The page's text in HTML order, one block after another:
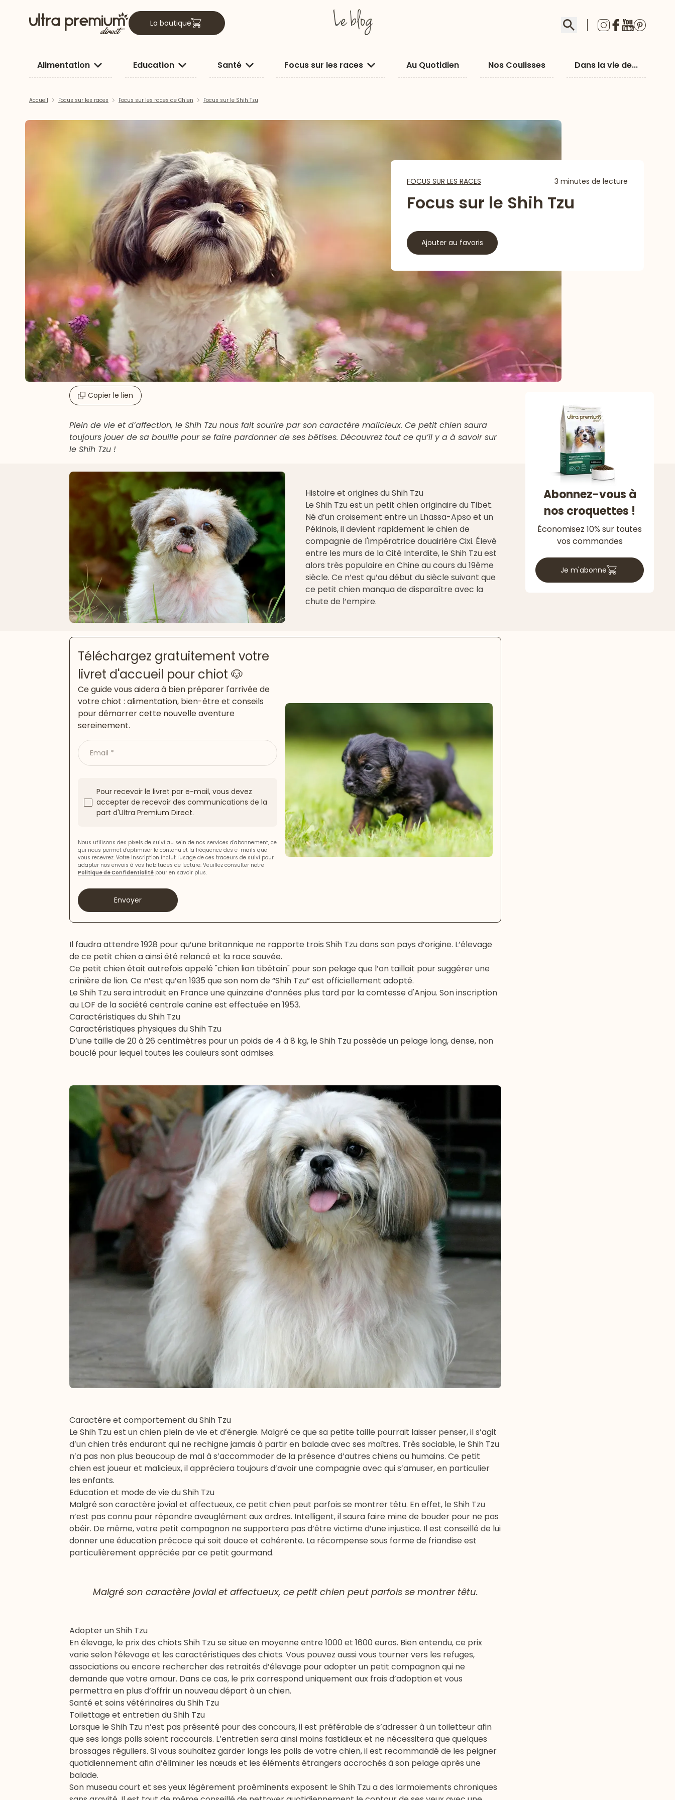
La boutique Rechercher
Alimentation Education Santé Focus sur les races Au Quotidien Nos Coulisses Dans la vie de...
Accueil Focus sur les races Focus sur les races de Chien Focus sur le Shih Tzu
FOCUS SUR LES RACES 3 minutes de lecture
Focus sur le Shih Tzu
Ajouter au favoris
Copier le lien
Plein de vie et d’affection, le Shih Tzu nous fait sourire par son caractère malicieux. Ce petit chien saura
toujours jouer de sa bouille pour se faire pardonner de ses bêtises. Découvrez tout ce qu’il y a à savoir sur
le Shih Tzu !
Histoire et origines du Shih Tzu
Le Shih Tzu est un petit chien originaire du Tibet.
Né d’un croisement entre un Lhassa-Apso et un
Pékinois, il devient rapidement le chien de
compagnie de l'impératrice douairière Cixi. Élevé
entre les murs de la Cité Interdite, le Shih Tzu est
alors très populaire en Chine au cours du 19ème
siècle. Ce n’est qu’au début du siècle suivant que
ce petit chien manqua de disparaître avec la
chute de l’empire.
Téléchargez gratuitement votre
livret d'accueil pour chiot 🐶
Ce guide vous aidera à bien préparer l'arrivée de
votre chiot : alimentation, bien-être et conseils
pour démarrer cette nouvelle aventure
sereinement.
Email
Pour recevoir le livret par e-mail, vous devez
accepter de recevoir des communications de la
part d'Ultra Premium Direct.
Nous utilisons des pixels de suivi au sein de nos services d'abonnement, ce
qui nous permet d'optimiser le contenu et la fréquence des e-mails que
vous recevrez. Votre inscription inclut l'usage de ces traceurs de suivi pour
adapter nos envois à vos habitudes de lecture. Veuillez consulter notre
Politique de Confidentialité pour en savoir plus.
Envoyer
Il faudra attendre 1928 pour qu’une britannique ne rapporte trois Shih Tzu dans son pays d’origine. L’élevage
de ce petit chien a ainsi été relancé et la race sauvée.
Ce petit chien était autrefois appelé "chien lion tibétain" pour son pelage que l’on taillait pour suggérer une
crinière de lion. Ce n’est qu’en 1935 que son nom de “Shih Tzu” est officiellement adopté.
Le Shih Tzu sera introduit en France une quinzaine d’années plus tard par la comtesse d'Anjou. Son inscription
au LOF de la société centrale canine est effectuée en 1953.
Caractéristiques du Shih Tzu
Caractéristiques physiques du Shih Tzu
D’une taille de 20 à 26 centimètres pour un poids de 4 à 8 kg, le Shih Tzu possède un pelage long, dense, non
bouclé pour lequel toutes les couleurs sont admises.
Caractère et comportement du Shih Tzu
Le Shih Tzu est un chien plein de vie et d’énergie. Malgré ce que sa petite taille pourrait laisser penser, il s’agit
d’un chien très endurant qui ne rechigne jamais à partir en balade avec ses maîtres. Très sociable, le Shih Tzu
n’a pas non plus beaucoup de mal à s’accommoder de la présence d’autres chiens ou humains. Ce petit
chien est joueur et malicieux, il appréciera toujours d’avoir une compagnie avec qui s’amuser, en particulier
les enfants.
Education et mode de vie du Shih Tzu
Malgré son caractère jovial et affectueux, ce petit chien peut parfois se montrer têtu. En effet, le Shih Tzu
n’est pas connu pour répondre aveuglément aux ordres. Intelligent, il saura faire mine de bouder pour ne pas
obéir. De même, votre petit compagnon ne supportera pas d’être victime d’une injustice. Il est conseillé de lui
donner une éducation précoce qui soit douce et cohérente. La récompense sous forme de friandise est
particulièrement appréciée par ce petit gourmand.
Malgré son caractère jovial et affectueux, ce petit chien peut parfois se montrer têtu.
Adopter un Shih Tzu
En élevage, le prix des chiots Shih Tzu se situe en moyenne entre 1000 et 1600 euros. Bien entendu, ce prix
varie selon l’élevage et les caractéristiques des chiots. Vous pouvez aussi vous tourner vers les refuges,
associations ou encore rechercher des retraités d’élevage pour adopter un petit compagnon qui ne
demande que votre amour. Dans ce cas, le prix correspond uniquement aux frais d’adoption et vous
permettra en plus d’offrir un nouveau départ à un chien.
Santé et soins vétérinaires du Shih Tzu
Toilettage et entretien du Shih Tzu
Lorsque le Shih Tzu n’est pas présenté pour des concours, il est préférable de s’adresser à un toiletteur afin
que ses longs poils soient raccourcis. L’entretien sera ainsi moins fastidieux et ne nécessitera que quelques
brossages réguliers. Si vous souhaitez garder longs les poils de votre chien, il est recommandé de les peigner
quotidiennement afin d’éliminer les nœuds et les éléments étrangers accrochés à son pelage après une
balade.
Son museau court et ses yeux légèrement proéminents exposent le Shih Tzu a des larmoiements chroniques
Abonnez-vous à
nos croquettes !
Économisez 10% sur toutes
vos commandes
Je m'abonne